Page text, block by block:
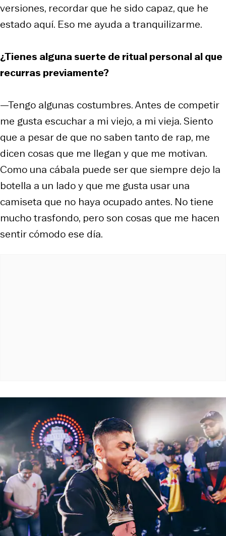
versiones, recordar que he sido capaz, que he
estado aquí. Eso me ayuda a tranquilizarme.
¿Tienes alguna suerte de ritual personal al que
recurras previamente?
—Tengo algunas costumbres. Antes de competir
me gusta escuchar a mi viejo, a mi vieja. Siento
que a pesar de que no saben tanto de rap, me
dicen cosas que me llegan y que me motivan.
Como una cábala puede ser que siempre dejo la
botella a un lado y que me gusta usar una
camiseta que no haya ocupado antes. No tiene
mucho trasfondo, pero son cosas que me hacen
sentir cómodo ese día.